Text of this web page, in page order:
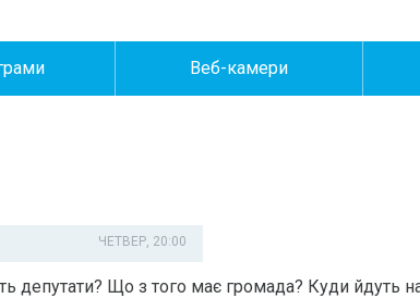
Веб-камери
ЧЕТВЕР, 20:00
депутати? Що з того має громада? Куди йдуть